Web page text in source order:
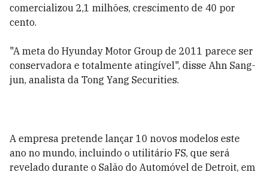
comercializou 2,1 milhões, crescimento de 40 por
cento.
"A meta do Hyunday Motor Group de 2011 parece ser
conservadora e totalmente atingível", disse Ahn Sang-
jun, analista da Tong Yang Securities.
A empresa pretende lançar 10 novos modelos este
ano no mundo, incluindo o utilitário FS, que será
revelado durante o Salão do Automóvel de Detroit, em